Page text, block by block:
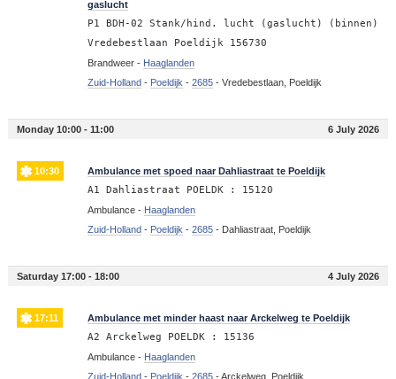
gaslucht
P1 BDH-02 Stank/hind. lucht (gaslucht) (binnen)
Vredebestlaan Poeldijk 156730
Brandweer - Haaglanden
Zuid-Holland - Poeldijk- 2685- Vredebestlaan, Poeldijk
Monday 10:00 - 11:00 6 July 2026
10:30 Ambulance met spoed naar Dahliastraat te Poeldijk
A1 Dahliastraat POELDK : 15120
Ambulance - Haaglanden
Zuid-Holland - Poeldijk- 2685- Dahliastraat, Poeldijk
Saturday 17:00 - 18:00 4 July 2026
17:11 Ambulance met minder haast naar Arckelweg te Poeldijk
A2 Arckelweg POELDK : 15136
Ambulance - Haaglanden
Zuid-Holland - Poeldijk- 2685-Arckelweg, Poeldijk